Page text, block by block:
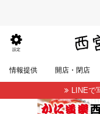
設定
情報提供 開店・閉店
LINE